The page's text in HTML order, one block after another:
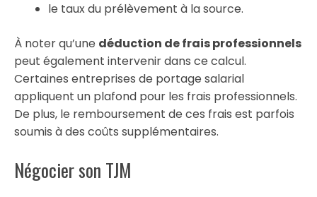
le taux du prélèvement à la source.
À noter qu’une déduction de frais professionnels
peut également intervenir dans ce calcul.
Certaines entreprises de portage salarial
appliquent un plafond pour les frais professionnels.
De plus, le remboursement de ces frais est parfois
soumis à des coûts supplémentaires.
Négocier son TJM